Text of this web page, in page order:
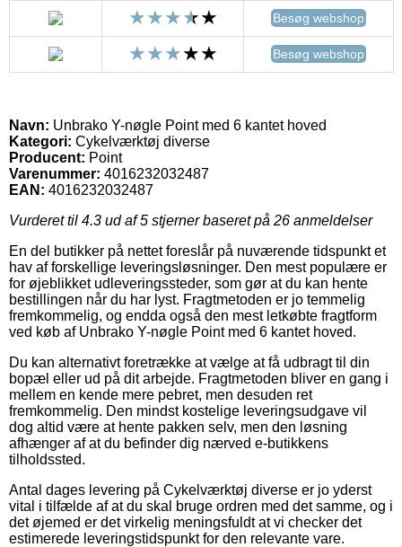
Besøg webshop
Besøg webshop
Navn: Unbrako Y-nøgle Point med 6 kantet hoved
Kategori: Cykelværktøj diverse
Producent: Point
Varenummer: 4016232032487
EAN: 4016232032487
Vurderet til 4.3 ud af 5 stjerner baseret på 26 anmeldelser
En del butikker på nettet foreslår på nuværende tidspunkt et
hav af forskellige leveringsløsninger. Den mest populære er
for øjeblikket udleveringssteder, som gør at du kan hente
bestillingen når du har lyst. Fragtmetoden er jo temmelig
fremkommelig, og endda også den mest letkøbte fragtform
ved køb af Unbrako Y-nøgle Point med 6 kantet hoved.
Du kan alternativt foretrække at vælge at få udbragt til din
bopæl eller ud på dit arbejde. Fragtmetoden bliver en gang i
mellem en kende mere pebret, men desuden ret
fremkommelig. Den mindst kostelige leveringsudgave vil
dog altid være at hente pakken selv, men den løsning
afhænger af at du befinder dig nærved e-butikkens
tilholdssted.
Antal dages levering på Cykelværktøj diverse er jo yderst
vital i tilfælde af at du skal bruge ordren med det samme, og i
det øjemed er det virkelig meningsfuldt at vi checker det
estimerede leveringstidspunkt for den relevante vare.